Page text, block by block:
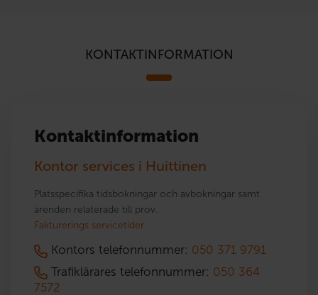
KONTAKTINFORMATION
Kontaktinformation
Kontor services i Huittinen
Platsspecifika tidsbokningar och avbokningar samt
ärenden relaterade till prov.
Fakturerings servicetider
Kontors telefonnummer: 050 371 9791
Trafiklärares telefonnummer: 050 364
7572